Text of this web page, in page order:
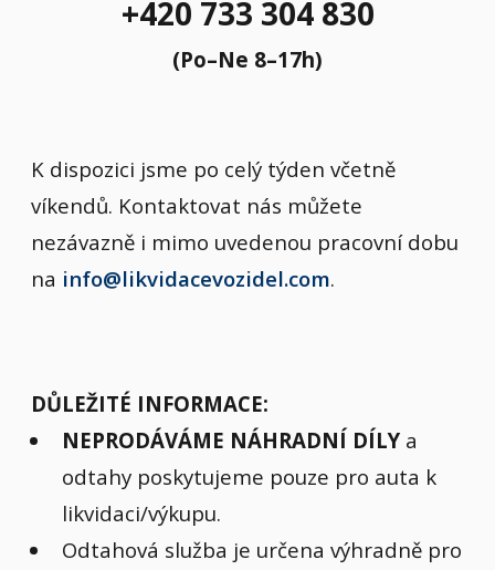
+420 733 304 830
(Po–Ne 8–17h)
K dispozici jsme po celý týden včetně
víkendů. Kontaktovat nás můžete
nezávazně i mimo uvedenou pracovní dobu
na info@likvidacevozidel.com.
DŮLEŽITÉ INFORMACE:
NEPRODÁVÁME NÁHRADNÍ DÍLYa
odtahy poskytujeme pouze pro auta k
likvidaci/výkupu.
Odtahová služba je určena výhradně pro